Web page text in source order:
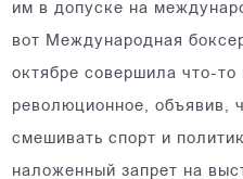
им в допуске на
вот Международная
октябре совершила что-
революционное, объявив,
смешивать спорт и
наложенный запрет на